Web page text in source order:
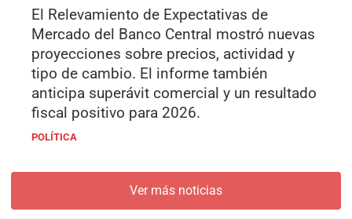
El Relevamiento de Expectativas de
Mercado del Banco Central mostró nuevas
proyecciones sobre precios, actividad y
tipo de cambio. El informe también
anticipa superávit comercial y un resultado
fiscal positivo para 2026.
POLÍTICA
Ver más noticias